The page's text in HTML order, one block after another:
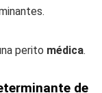
perito médica.
de